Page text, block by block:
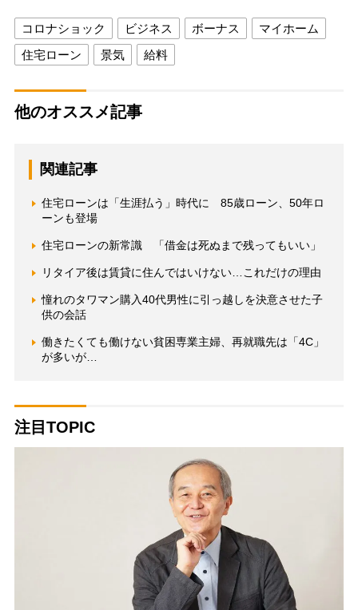
コロナショック ビジネス ボーナス
マイホーム
住宅ローン
景気 給料
他のオススメ記事
関連記事
住宅ローンは「生涯払う」時代に 85歳ローン、50年ロ
ーンも登場
住宅ローンの新常識 「借金は死ぬまで残ってもいい」
リタイア後は賃貸に住んではいけない…これだけの理由
憧れのタワマン購入40代男性に引っ越しを決意させた子
供の会話
働きたくても働けない貧困専業主婦、再就職先は「4C」
が多いが…
注目TOPIC